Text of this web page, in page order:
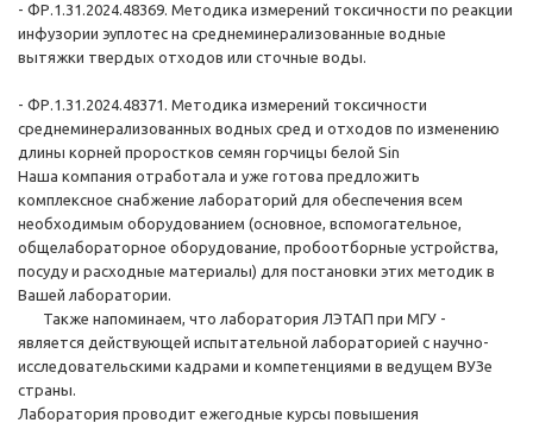
- ФР.1.31.2024.48369. Методика измерений токсичности по реакции
инфузории эуплотес на среднеминерализованные водные
вытяжки твердых отходов или сточные воды.
- ФР.1.31.2024.48371. Методика измерений токсичности
среднеминерализованных водных сред и отходов по изменению
длины корней проростков семян горчицы белой Sin
Наша компания отработала и уже готова предложить
комплексное снабжение лабораторий для обеспечения всем
необходимым оборудованием (основное, вспомогательное,
общелабораторное оборудование, пробоотборные устройства,
посуду и расходные материалы) для постановки этих методик в
Вашей лаборатории.
Также напоминаем, что лаборатория ЛЭТАП при МГУ -
является действующей испытательной лабораторией с научно-
исследовательскими кадрами и компетенциями в ведущем ВУЗе
страны.
Лаборатория проводит ежегодные курсы повышения